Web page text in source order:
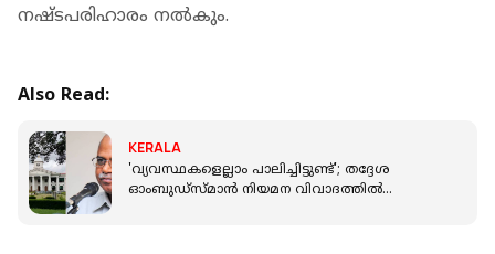
നഷ്ടപരിഹാരം നൽകും.
Also Read:
KERALA
'വ്യവസ്ഥകളെല്ലാം പാലിച്ചിട്ടുണ്ട്'; തദ്ദേശ
ഓംബുഡ്‌സ്മാന്‍ നിയമന വിവാദത്തിൽ